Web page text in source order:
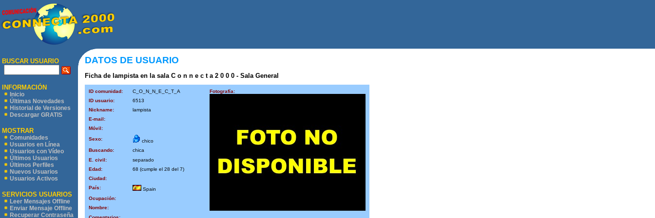
BUSCAR USUARIO
INFORMACIÓN
Inicio
Últimas Novedades
Historial de Versiones
Descargar GRATIS
MOSTRAR
Comunidades
Usuarios en Línea
Usuarios con Vídeo
Últimos Usuarios
Últimos Perfiles
Nuevos Usuarios
Usuarios Activos
SERVICIOS USUARIOS
Leer Mensajes Offline
Enviar Mensaje Offline
Recuperar Contraseña
DATOS DE USUARIO
Ficha de lampista en la sala C o n n e c t a 2 0 0 0 - Sala General
ID comunidad: C_O_N_N_E_C_T_A
Fotografía:
ID usuario:
6513
Nickname:
lampista
E-mail:
Móvil:
Sexo:
chico
Buscando:
chica
E. civil:
separado
Edad:
68 (cumple el 28 del 7)
Ciudad:
País:
Spain
Ocupación:
Nombre: